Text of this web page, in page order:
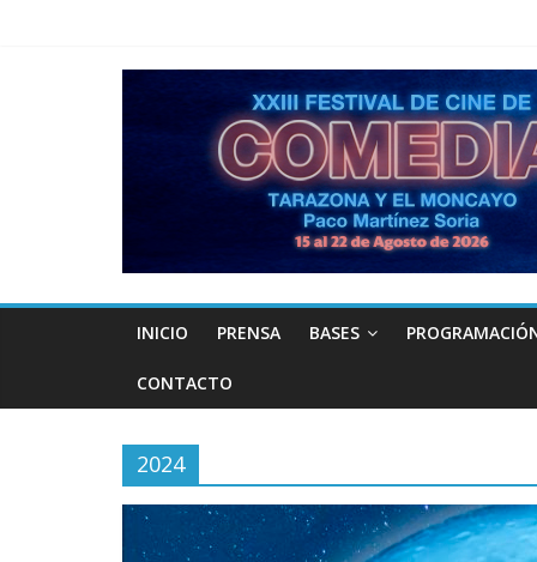
INICIO PRENSA BASES
CONTACTO
2024